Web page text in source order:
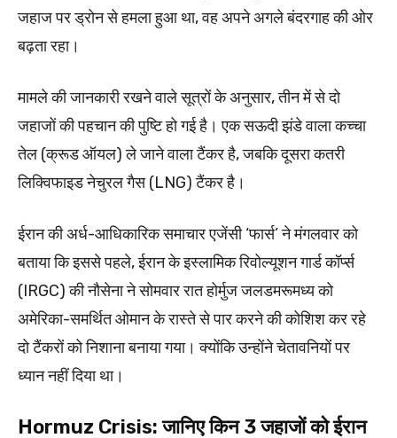
जहाज पर ड्रोन से हमला हुआ था, वह अपने अगले बंदरगाह की ओर
बढ़ता रहा।
मामले की जानकारी रखने वाले सूत्रों के अनुसार, तीन में से दो
जहाजों की पहचान की पुष्टि हो गई है। एक सऊदी झंडे वाला कच्चा
तेल (क्रूड ऑयल) ले जाने वाला टैंकर है, जबकि दूसरा कतरी
लिक्विफाइड नेचुरल गैस (LNG) टैंकर है।
ईरान की अर्ध-आधिकारिक समाचार एजेंसी ‘फार्स’ ने मंगलवार को
बताया कि इससे पहले, ईरान के इस्लामिक रिवोल्यूशन गार्ड कॉर्प्स
(IRGC) की नौसेना ने सोमवार रात होर्मुज जलडमरूमध्य को
अमेरिका-समर्थित ओमान के रास्ते से पार करने की कोशिश कर रहे
दो टैंकरों को निशाना बनाया गया। क्योंकि उन्होंने चेतावनियों पर
ध्यान नहीं दिया था।
Hormuz Crisis: जानिए किन 3 जहाजों को ईरान